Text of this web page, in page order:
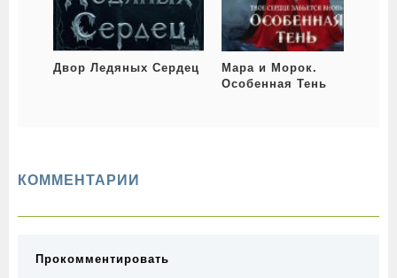
Двор Ледяных Сердец
Мара и Морок.
Особенная Тень
КОММЕНТАРИИ
Прокомментировать